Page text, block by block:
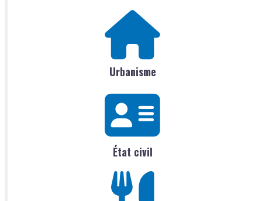
Urbanisme
État civil